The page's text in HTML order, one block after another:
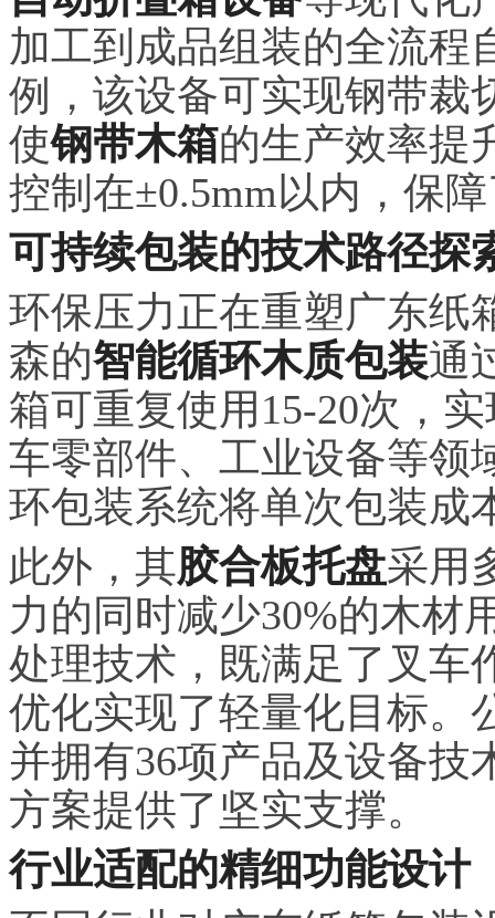
加工到成品组装的全流程
例，该设备可实现钢带裁
使钢带木箱的生产效率提
控制在±0.5mm以内，保
可持续包装的技术路径探
环保压力正在重塑广东纸
森的智能循环木质包装通
箱可重复使用15-20次，
车零部件、工业设备等领
环包装系统将单次包装成
此外，其胶合板托盘采用
力的同时减少30%的木材
处理技术，既满足了叉车
优化实现了轻量化目标。
并拥有36项产品及设备技
方案提供了坚实支撑。
行业适配的精细功能设计